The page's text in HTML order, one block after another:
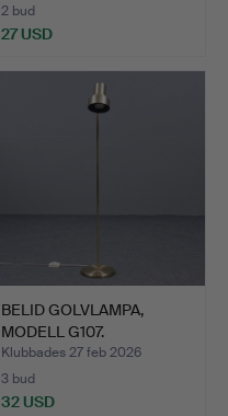
2 bud
27 USD
BELID GOLVLAMPA,
MODELL G107.
Klubbades 27 feb 2026
3 bud
32 USD